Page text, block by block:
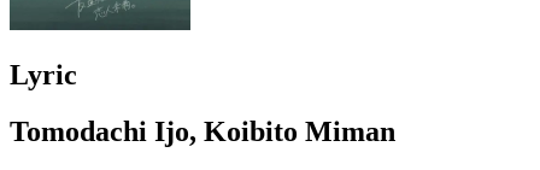
Lyric
Tomodachi Ijo, Koibito Miman